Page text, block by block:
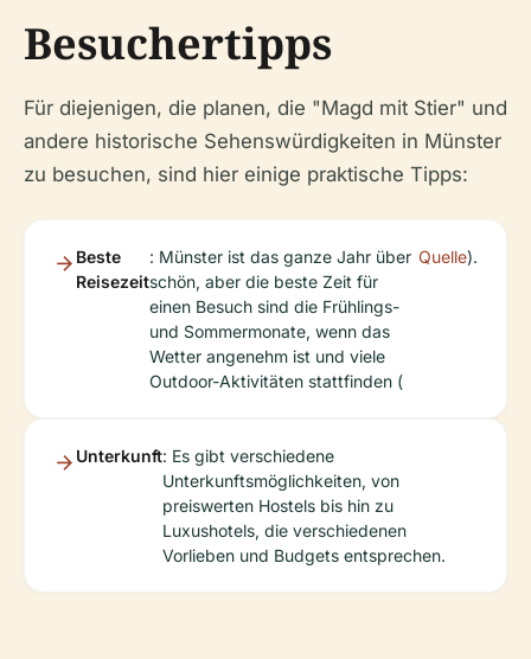
Besuchertipps
Für diejenigen, die planen, die "Magd mit Stier" und
andere historische Sehenswürdigkeiten in Münster
zu besuchen, sind hier einige praktische Tipps:
Beste
Reisezeit
: Münster ist das ganze Jahr über
schön, aber die beste Zeit für
einen Besuch sind die Frühlings-
und Sommermonate, wenn das
Wetter angenehm ist und viele
Outdoor-Aktivitäten stattfinden (
Quelle).
Unterkunft: Es gibt verschiedene
Unterkunftsmöglichkeiten, von
preiswerten Hostels bis hin zu
Luxushotels, die verschiedenen
Vorlieben und Budgets entsprechen.